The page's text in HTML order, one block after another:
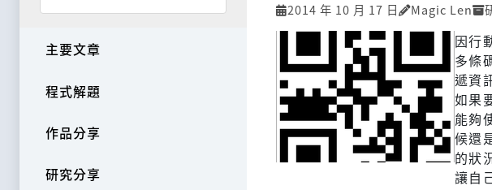
主要文章
程式解題
作品分享
研究分享
2014 年 10 月 17 日 Magic Len
因行
多條
遞資
如果
能夠
候還
的狀
讓自